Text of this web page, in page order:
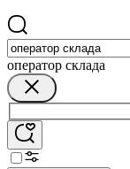
оператор склада